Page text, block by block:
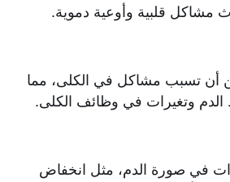
قلبية وأوعية دموية.
أن تسبب مشاكل في الكلى، مما
الدم وتغيرات في وظائف الكلى.
في صورة الدم، مثل انخفاض